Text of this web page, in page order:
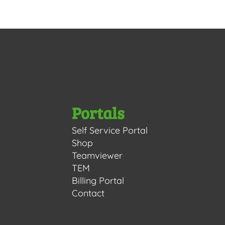
Portals
Self Service Portal
Shop
Teamviewer
TEM
Billing Portal
Contact